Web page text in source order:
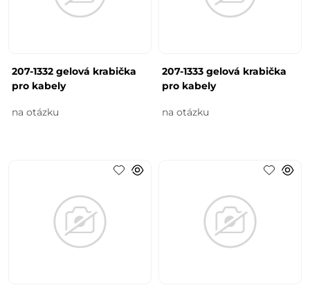
207-1332 gelová krabička
pro kabely
na otázku
207-1333 gelová krabička
pro kabely
na otázku